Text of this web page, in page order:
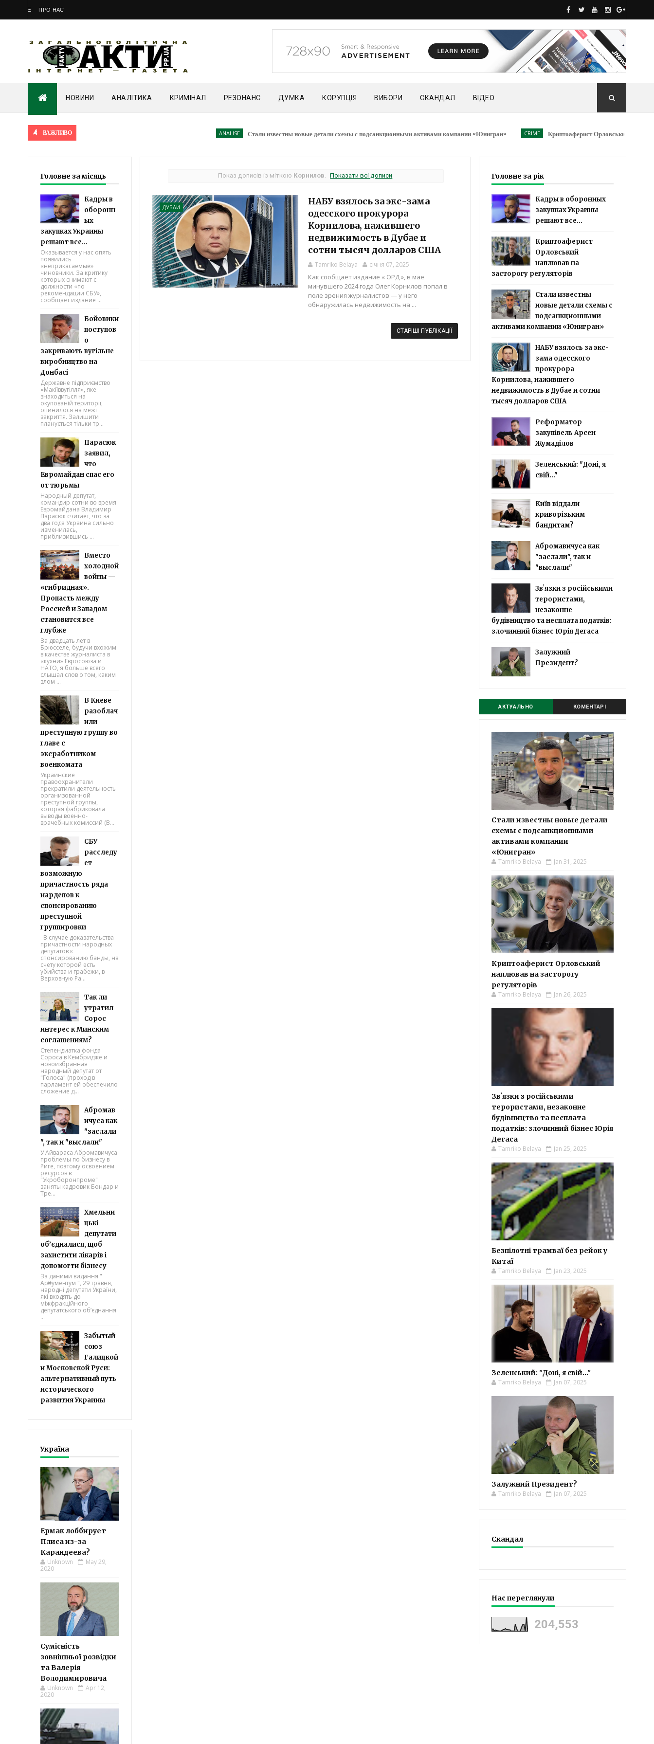
Ξ ПРО НАС
НОВИНИ АНАЛІТИКА КРИМІНАЛ РЕЗОНАНС ДУМКА КОРУПЦІЯ ВИБОРИ СКАНДАЛ ВІДЕО
ВАЖЛИВО Стали известны новые детали схемы с подсанкционными активами компании «Юнигран» CRIME Криптоаферист Орловський наплював на
Головне за місяць
Кадры в
оборонн
ых
закупках Украины
решают все...
Оказывается у нас опять
появились
«неприкасаемые»
чиновники. За критику
которых снимают с
должности «по
рекомендации СБУ»,
сообщает издание ...
Бойовики
поступов
о
закривають вугільне
виробництво на
Донбасі
Державне підприємство
«Макіїввугілля», яке
знаходиться на
окупованій території,
опинилося на межі
закриття. Залишити
планується тільки тр...
Парасюк
заявил,
что
Евромайдан спас его
от тюрьмы
Народный депутат,
командир сотни во время
Евромайдана Владимир
Парасюк считает, что за
два года Украина сильно
изменилась,
приблизившись ...
Вместо
холодной
войны —
«гибридная».
Пропасть между
Россией и Западом
становится все
глубже
За двадцать лет в
Брюсселе, будучи вхожим
в качестве журналиста в
«кухни» Евросоюза и
НАТО, я больше всего
слышал слов о том, каким
злом ...
В Киеве
разоблач
или
преступную группу во
главе с
эксработником
военкомата
Украинские
правоохранители
прекратили деятельность
организованной
преступной группы,
которая фабриковала
выводы военно-
врачебных комиссий (В...
СБУ
расследу
ет
возможную
причастность ряда
нардепов к
спонсированию
преступной
группировки
В случае доказательства
причастности народных
депутатов к
спонсированию банды, на
счету которой есть
убийства и грабежи, в
Верховную Ра...
Так ли
утратил
Сорос
интерес к Минским
соглашениям?
Степендиатка фонда
Сороса в Кембридже и
новоизбранная
народный депутат от
"Голоса" (проход в
парламент ей обеспечило
сложение д...
Абромав
ичуса как
"заслали
", так и "выслали"
У Айвараса Абромавичуса
проблемы по бизнесу в
Риге, поэтому освоением
ресурсов в
"Укроборонпроме"
заняты кадровик Бондар и
Тре...
Хмельни
цькі
депутати
об’єдналися, щоб
захистити лікарів і
допомогти бізнесу
За даними видання "
Ар₴ументум ", 29 травня,
народні депутати України,
які входять до
міжфракційного
депутатського об’єднання
...
Забытый
союз
Галицкой
и Московской Руси:
альтернативный путь
исторического
развития Украины
Україна
Ермак лоббирует
Плиса из-за
Карандеева?
Unknown
May 29,
2020
Сумісність
зовнішньої розвідки
та Валерія
Володимировича
Unknown
Apr 12,
2020
Показ дописів із міткою Корнилов Показати всі дописи
ДУБАИ
НАБУ взялось за экс-зама
одесского прокурора
Корнилова, нажившего
недвижимость в Дубае и
сотни тысяч долларов США
Tamriko Belaya січня 07, 2025
Как сообщает издание « ОРД », в мае
минувшего 2024 года Олег Корнилов попал в
поле зрения журналистов — у него
обнаружилась недвижимость на ...
СТАРІШІ ПУБЛІКАЦІЇ
Головне за рік
Кадры в оборонных
закупках Украины
решают все...
Криптоаферист
Орловський
наплював на
засторогу регуляторів
Стали известны
новые детали схемы с
подсанкционными
активами компании «Юнигран»
НАБУ взялось за экс-
зама одесского
прокурора
Корнилова, нажившего
недвижимость в Дубае и сотни
тысяч долларов США
Реформатор
закупівель Арсен
Жумаділов
Зеленський: "Доні, я
свій..."
Київ віддали
криворізьким
бандитам?
Абромавичуса как
"заслали", так и
"выслали"
Звʼязки з російськими
терористами,
незаконне
будівництво та несплата податків:
злочинний бізнес Юрія Дегаса
Залужний
Президент?
АКТУАЛЬНО КОМЕНТАРІ
Стали известны новые детали
схемы с подсанкционными
активами компании
«Юнигран»
Tamriko Belaya Jan 31, 2025
Криптоаферист Орловський
наплював на засторогу
регуляторів
Tamriko Belaya Jan 26, 2025
Звʼязки з російськими
терористами, незаконне
будівництво та несплата
податків: злочинний бізнес Юрія
Дегаса
Tamriko Belaya Jan 25, 2025
Безпілотні трамваї без рейок у
Китаї
Tamriko Belaya Jan 23, 2025
Зеленський: "Доні, я свій..."
Tamriko Belaya Jan 07, 2025
Залужний Президент?
Tamriko Belaya Jan 07, 2025
Скандал
Нас переглянули
204,553